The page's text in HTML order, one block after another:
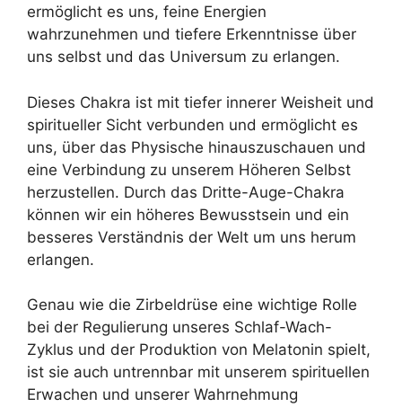
ermöglicht es uns, feine Energien
wahrzunehmen und tiefere Erkenntnisse über
uns selbst und das Universum zu erlangen.
Dieses Chakra ist mit tiefer innerer Weisheit und
spiritueller Sicht verbunden und ermöglicht es
uns, über das Physische hinauszuschauen und
eine Verbindung zu unserem Höheren Selbst
herzustellen. Durch das Dritte-Auge-Chakra
können wir ein höheres Bewusstsein und ein
besseres Verständnis der Welt um uns herum
erlangen.
Genau wie die Zirbeldrüse eine wichtige Rolle
bei der Regulierung unseres Schlaf-Wach-
Zyklus und der Produktion von Melatonin spielt,
ist sie auch untrennbar mit unserem spirituellen
Erwachen und unserer Wahrnehmung